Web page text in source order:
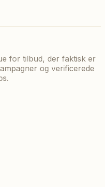
for tilbud, der faktisk er
og verificerede